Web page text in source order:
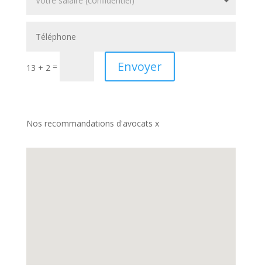
13 + 2 = Envoyer
Nos recommandations d'avocats x